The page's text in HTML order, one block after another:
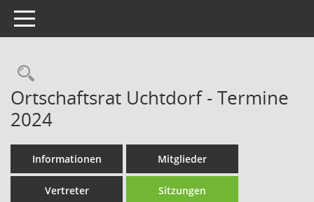
Toggle navigation
Rechercheauswahl
Ortschaftsrat Uchtdorf - Termine
2024
Informationen Mitglieder
Vertreter Sitzungen